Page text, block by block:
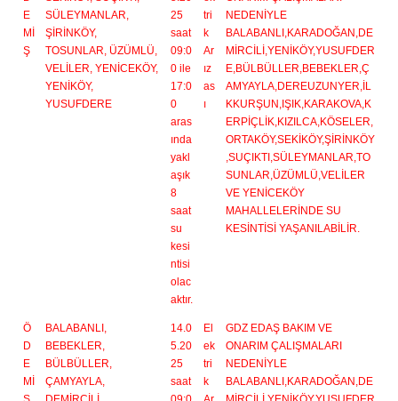
E
Mİ
Ş
SÜLEYMANLAR,
ŞİRİNKÖY,
TOSUNLAR, ÜZÜMLÜ,
VELİLER, YENİCEKÖY,
YENİKÖY,
YUSUFDERE
25
saat
09:0
0 ile
17:0
0
aras
ında
yakl
aşık
8
saat
su
kesi
ntisi
olac
aktır.
tri
k
Ar
ız
as
ı
NEDENİYLE
BALABANLI,KARADOĞAN,DE
MİRCİLİ,YENİKÖY,YUSUFDER
E,BÜLBÜLLER,BEBEKLER,Ç
AMYAYLA,DEREUZUNYER,İL
KKURŞUN,IŞIK,KARAKOVA,K
ERPİÇLİK,KIZILCA,KÖSELER,
ORTAKÖY,SEKİKÖY,ŞİRİNKÖY
,SUÇIKTI,SÜLEYMANLAR,TO
SUNLAR,ÜZÜMLÜ,VELİLER
VE YENİCEKÖY
MAHALLELERİNDE SU
KESİNTİSİ YAŞANILABİLİR.
Ö
D
E
Mİ
BALABANLI,
BEBEKLER,
BÜLBÜLLER,
ÇAMYAYLA,
14.0
5.20
25
saat
El
ek
tri
k
GDZ EDAŞ BAKIM VE
ONARIM ÇALIŞMALARI
NEDENİYLE
BALABANLI,KARADOĞAN,DE